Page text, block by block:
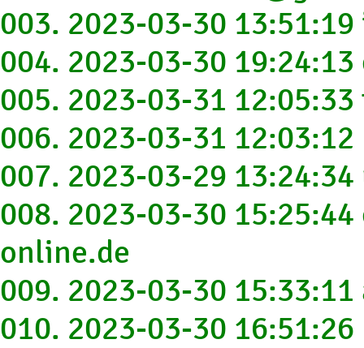
003. 2023-03-30
004. 2023-03-30
005. 2023-03-31
006. 2023-03-31
007. 2023-03-29
008. 2023-03-30
online.de
009. 2023-03-30
010. 2023-03-30